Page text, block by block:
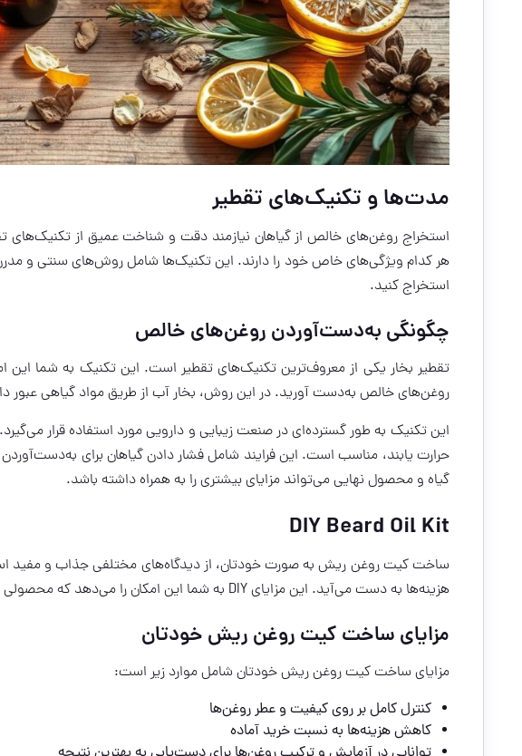
مدت‌ها و تکنیک‌های تقطیر
استخراج روغن‌های خالص از گیاهان نیازمند دقت و شناخت عمیق از
هر کدام ویژگی‌های خاص خود را دارند. این تکنیک‌ها شامل روش‌های سنتی و
استخراج کنید.
چگونگی به‌دست‌آوردن روغن‌های خالص
تقطیر بخار یکی از معروف‌ترین تکنیک‌های تقطیر است. این تکنیک به شما این
روغن‌های خالص به‌دست آورید. در این روش، بخار آب از طریق مواد گیاهی عبور
این تکنیک به طور گسترده‌ای در صنعت زیبایی و دارویی مورد استفاده قرار
حرارت یابند، مناسب است. این فرایند شامل فشار دادن گیاهان برای
گیاه و محصول نهایی می‌تواند مزایای بیشتری را به همراه داشته باشد.
DIY Beard Oil Kit
ساخت کیت روغن ریش به صورت خودتان، از دیدگاه‌های مختلفی جذاب و مفید
هزینه‌ها به دست می‌آید. این مزایای DIY به شما این امکان را می‌دهد که محصولی منحصربه‌فرد و مطابق با سلیقه‌تان تهیه کنید.
مزایای ساخت کیت روغن ریش خودتان
مزایای ساخت کیت روغن ریش خودتان شامل موارد زیر است:
کنترل کامل بر روی کیفیت و عطر روغن‌ها
کاهش هزینه‌ها به نسبت خرید آماده